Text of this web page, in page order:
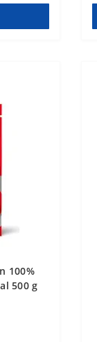
100%
500 g